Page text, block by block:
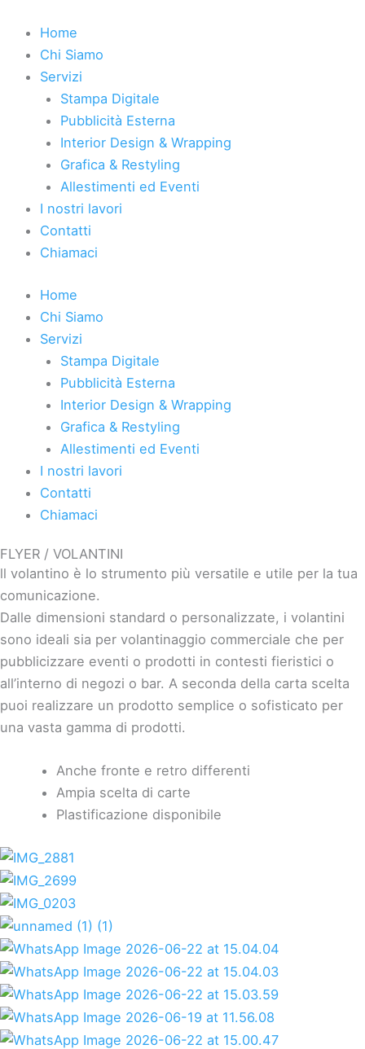
contenuto
Home
Chi Siamo
Servizi
Stampa Digitale
Pubblicità Esterna
Interior Design & Wrapping
Grafica & Restyling
Allestimenti ed Eventi
I nostri lavori
Contatti
Chiamaci
Home
Chi Siamo
Servizi
Stampa Digitale
Pubblicità Esterna
Interior Design & Wrapping
Grafica & Restyling
Allestimenti ed Eventi
I nostri lavori
Contatti
Chiamaci
FLYER / VOLANTINI
ll volantino è lo strumento più versatile e utile per la tua
comunicazione.
Dalle dimensioni standard o personalizzate, i volantini
sono ideali sia per volantinaggio commerciale che per
pubblicizzare eventi o prodotti in contesti fieristici o
all’interno di negozi o bar. A seconda della carta scelta
puoi realizzare un prodotto semplice o sofisticato per
una vasta gamma di prodotti.
Anche fronte e retro differenti
Ampia scelta di carte
Plastificazione disponibile